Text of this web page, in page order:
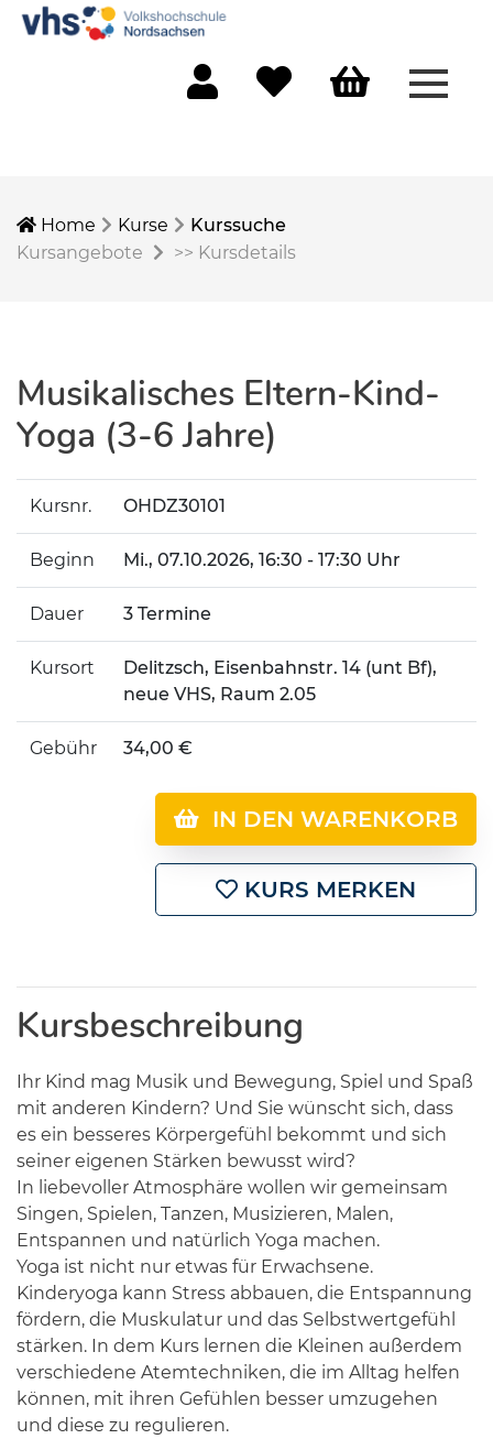
Home Kurse
Kurssuche
Kursangebote
>> Kursdetails
Musikalisches Eltern-Kind-
Yoga (3-6 Jahre)
Kursnr. OHDZ30101
Beginn Mi., 07.10.2026, 16:30 - 17:30 Uhr
Dauer 3 Termine
Kursort
Delitzsch, Eisenbahnstr. 14 (unt Bf),
neue VHS, Raum 2.05
Gebühr 34,00 €
IN DEN WARENKORB
KURS MERKEN
Kursbeschreibung
Ihr Kind mag Musik und Bewegung, Spiel und Spaß
mit anderen Kindern? Und Sie wünscht sich, dass
es ein besseres Körpergefühl bekommt und sich
seiner eigenen Stärken bewusst wird?
In liebevoller Atmosphäre wollen wir gemeinsam
Singen, Spielen, Tanzen, Musizieren, Malen,
Entspannen und natürlich Yoga machen.
Yoga ist nicht nur etwas für Erwachsene.
Kinderyoga kann Stress abbauen, die Entspannung
fördern, die Muskulatur und das Selbstwertgefühl
stärken. In dem Kurs lernen die Kleinen außerdem
verschiedene Atemtechniken, die im Alltag helfen
können, mit ihren Gefühlen besser umzugehen
und diese zu regulieren.